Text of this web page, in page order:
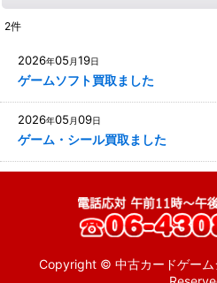
2件
2026年05 月19日
ゲームソフト買取ました
2026年05 月09日
ゲーム・シール買取ました
Copyright © 中古カードゲーム